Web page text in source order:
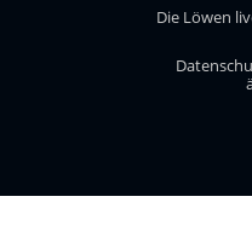
Die Löwen